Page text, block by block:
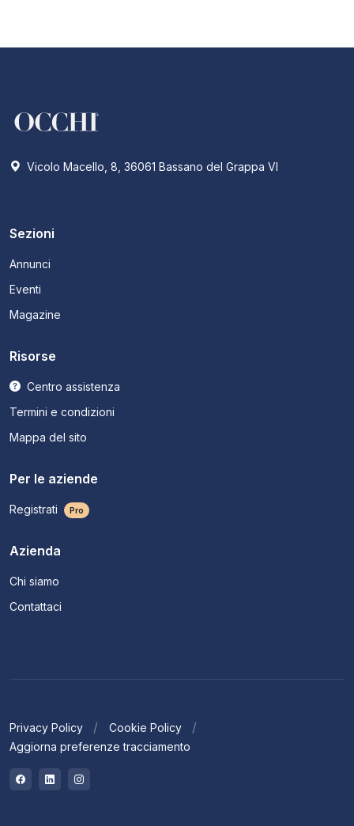
Vicolo Macello, 8, 36061 Bassano del Grappa VI
Sezioni
Annunci
Eventi
Magazine
Risorse
Centro assistenza
Termini e condizioni
Mappa del sito
Per le aziende
Registrati Pro
Azienda
Chi siamo
Contattaci
Privacy Policy
Cookie Policy
Aggiorna preferenze tracciamento